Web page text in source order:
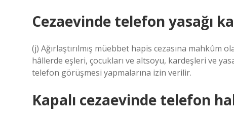
Cezaevinde telefon yasağı
(j) Ağırlaştırılmış müebbet hapis cezasına
hâllerde eşleri, çocukları ve altsoyu, kardeşleri ve
telefon görüşmesi yapmalarına izin verilir.
Kapalı cezaevinde telefon